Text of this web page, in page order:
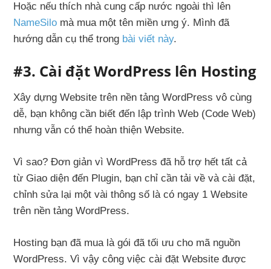
Hoặc nếu thích nhà cung cấp nước ngoài thì lên
NameSilo mà mua một tên miền ưng ý. Mình đã
hướng dẫn cụ thể trong bài viết này.
#3. Cài đặt WordPress lên Hosting
Xây dựng Website trên nền tảng WordPress vô cùng
dễ, bạn không cần biết đến lập trình Web (Code Web)
nhưng vẫn có thể hoàn thiện Website.
Vì sao? Đơn giản vì WordPress đã hỗ trợ hết tất cả
từ Giao diện đến Plugin, bạn chỉ cần tải về và cài đặt,
chỉnh sửa lại một vài thông số là có ngay 1 Website
trên nền tảng WordPress.
Hosting bạn đã mua là gói đã tối ưu cho mã nguồn
WordPress. Vì vậy công việc cài đặt Website được